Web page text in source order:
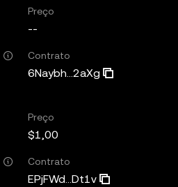
Preço
--
Contrato
6Naybh...2aXg
Preço
$1,00
Contrato
EPjFWd...Dt1v